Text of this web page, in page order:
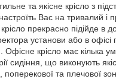
та якісне крісло з
Вас на тривалий і
прекрасно підійде в
установи або в офісі
Офісне крісло має кілька
сидіння, що виконують
поперекової та плечової